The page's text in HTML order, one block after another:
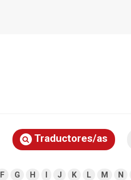
Traductores/as
F G H I J K L M N